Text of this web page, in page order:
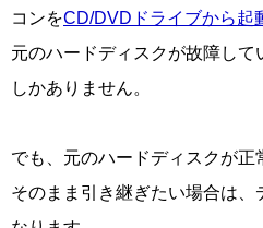
コンをCD/DVDドライブから起
元のハードディスクが故障し
しかありません。
でも、元のハードディスクが
そのまま引き継ぎたい場合は、